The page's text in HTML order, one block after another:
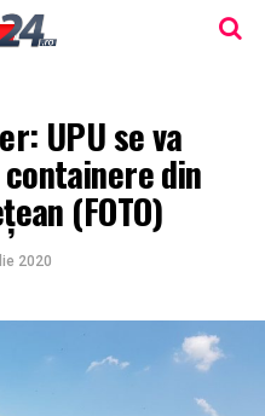
UPU se va
din
(FOTO)
2020